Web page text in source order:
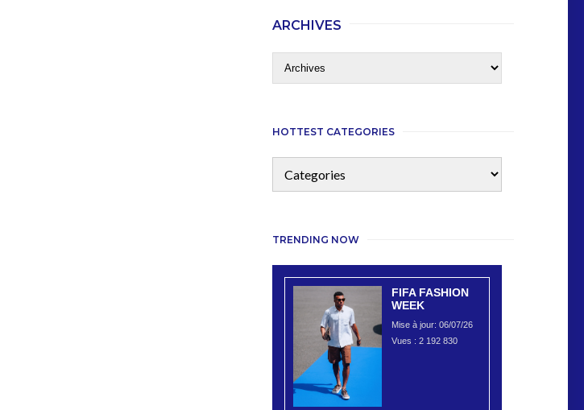
ARCHIVES
HOTTEST CATEGORIES
TRENDING NOW
FIFA FASHION
WEEK
Mise à jour: 06/07/26
Vues : 2 192 830